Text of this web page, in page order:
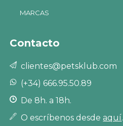
MARCAS
Contacto
clientes@petsklub.com
(+34) 666.95.50.89
De 8h. a 18h.
O escríbenos desdeaquí.